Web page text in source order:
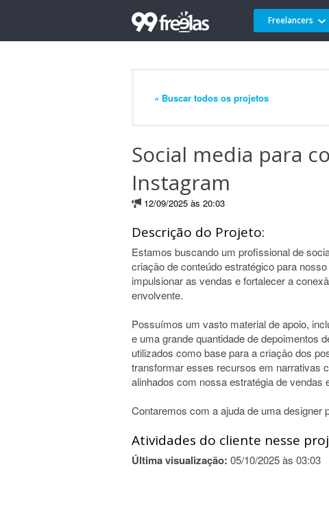
Freelancers
« Buscar todos os projetos
Social media para
Instagram
12/09/2025 às 20:03
Descrição do Projeto:
Estamos buscando um profissional de
criação de conteúdo estratégico para
impulsionar as vendas e fortalecer a
envolvente.
Possuímos um vasto material de apoio,
e uma grande quantidade de depoimentos
utilizados como base para a criação dos
transformar esses recursos em narrativas
alinhados com nossa estratégia de vendas
Contaremos com a ajuda de uma designer
Atividades do cliente nesse
Última visualização: 05/10/2025 às 03:03